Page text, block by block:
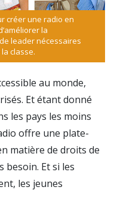
créer une radio en
la
leader nécessaires
classe.
au monde,
Et étant donné
les pays les moins
offre une plate-
matière de droits de
besoin. Et si les
les jeunes